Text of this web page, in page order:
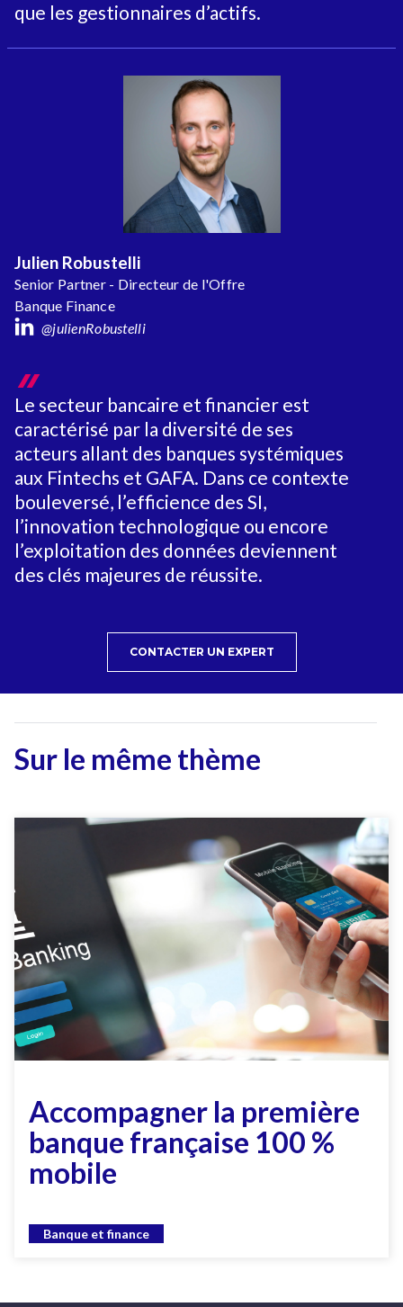
que les gestionnaires d’actifs.
Julien Robustelli
Senior Partner - Directeur de l'Offre
Banque Finance
@julienRobustelli
Le secteur bancaire et financier est
caractérisé par la diversité de ses
acteurs allant des banques systémiques
aux Fintechs et GAFA. Dans ce contexte
bouleversé, l’efficience des SI,
l’innovation technologique ou encore
l’exploitation des données deviennent
des clés majeures de réussite.
CONTACTER UN EXPERT
Sur le même thème
Accompagner la première
banque française 100 %
mobile
Banque et finance